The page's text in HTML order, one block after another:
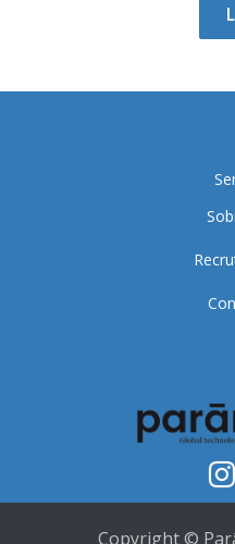
Copyright ©